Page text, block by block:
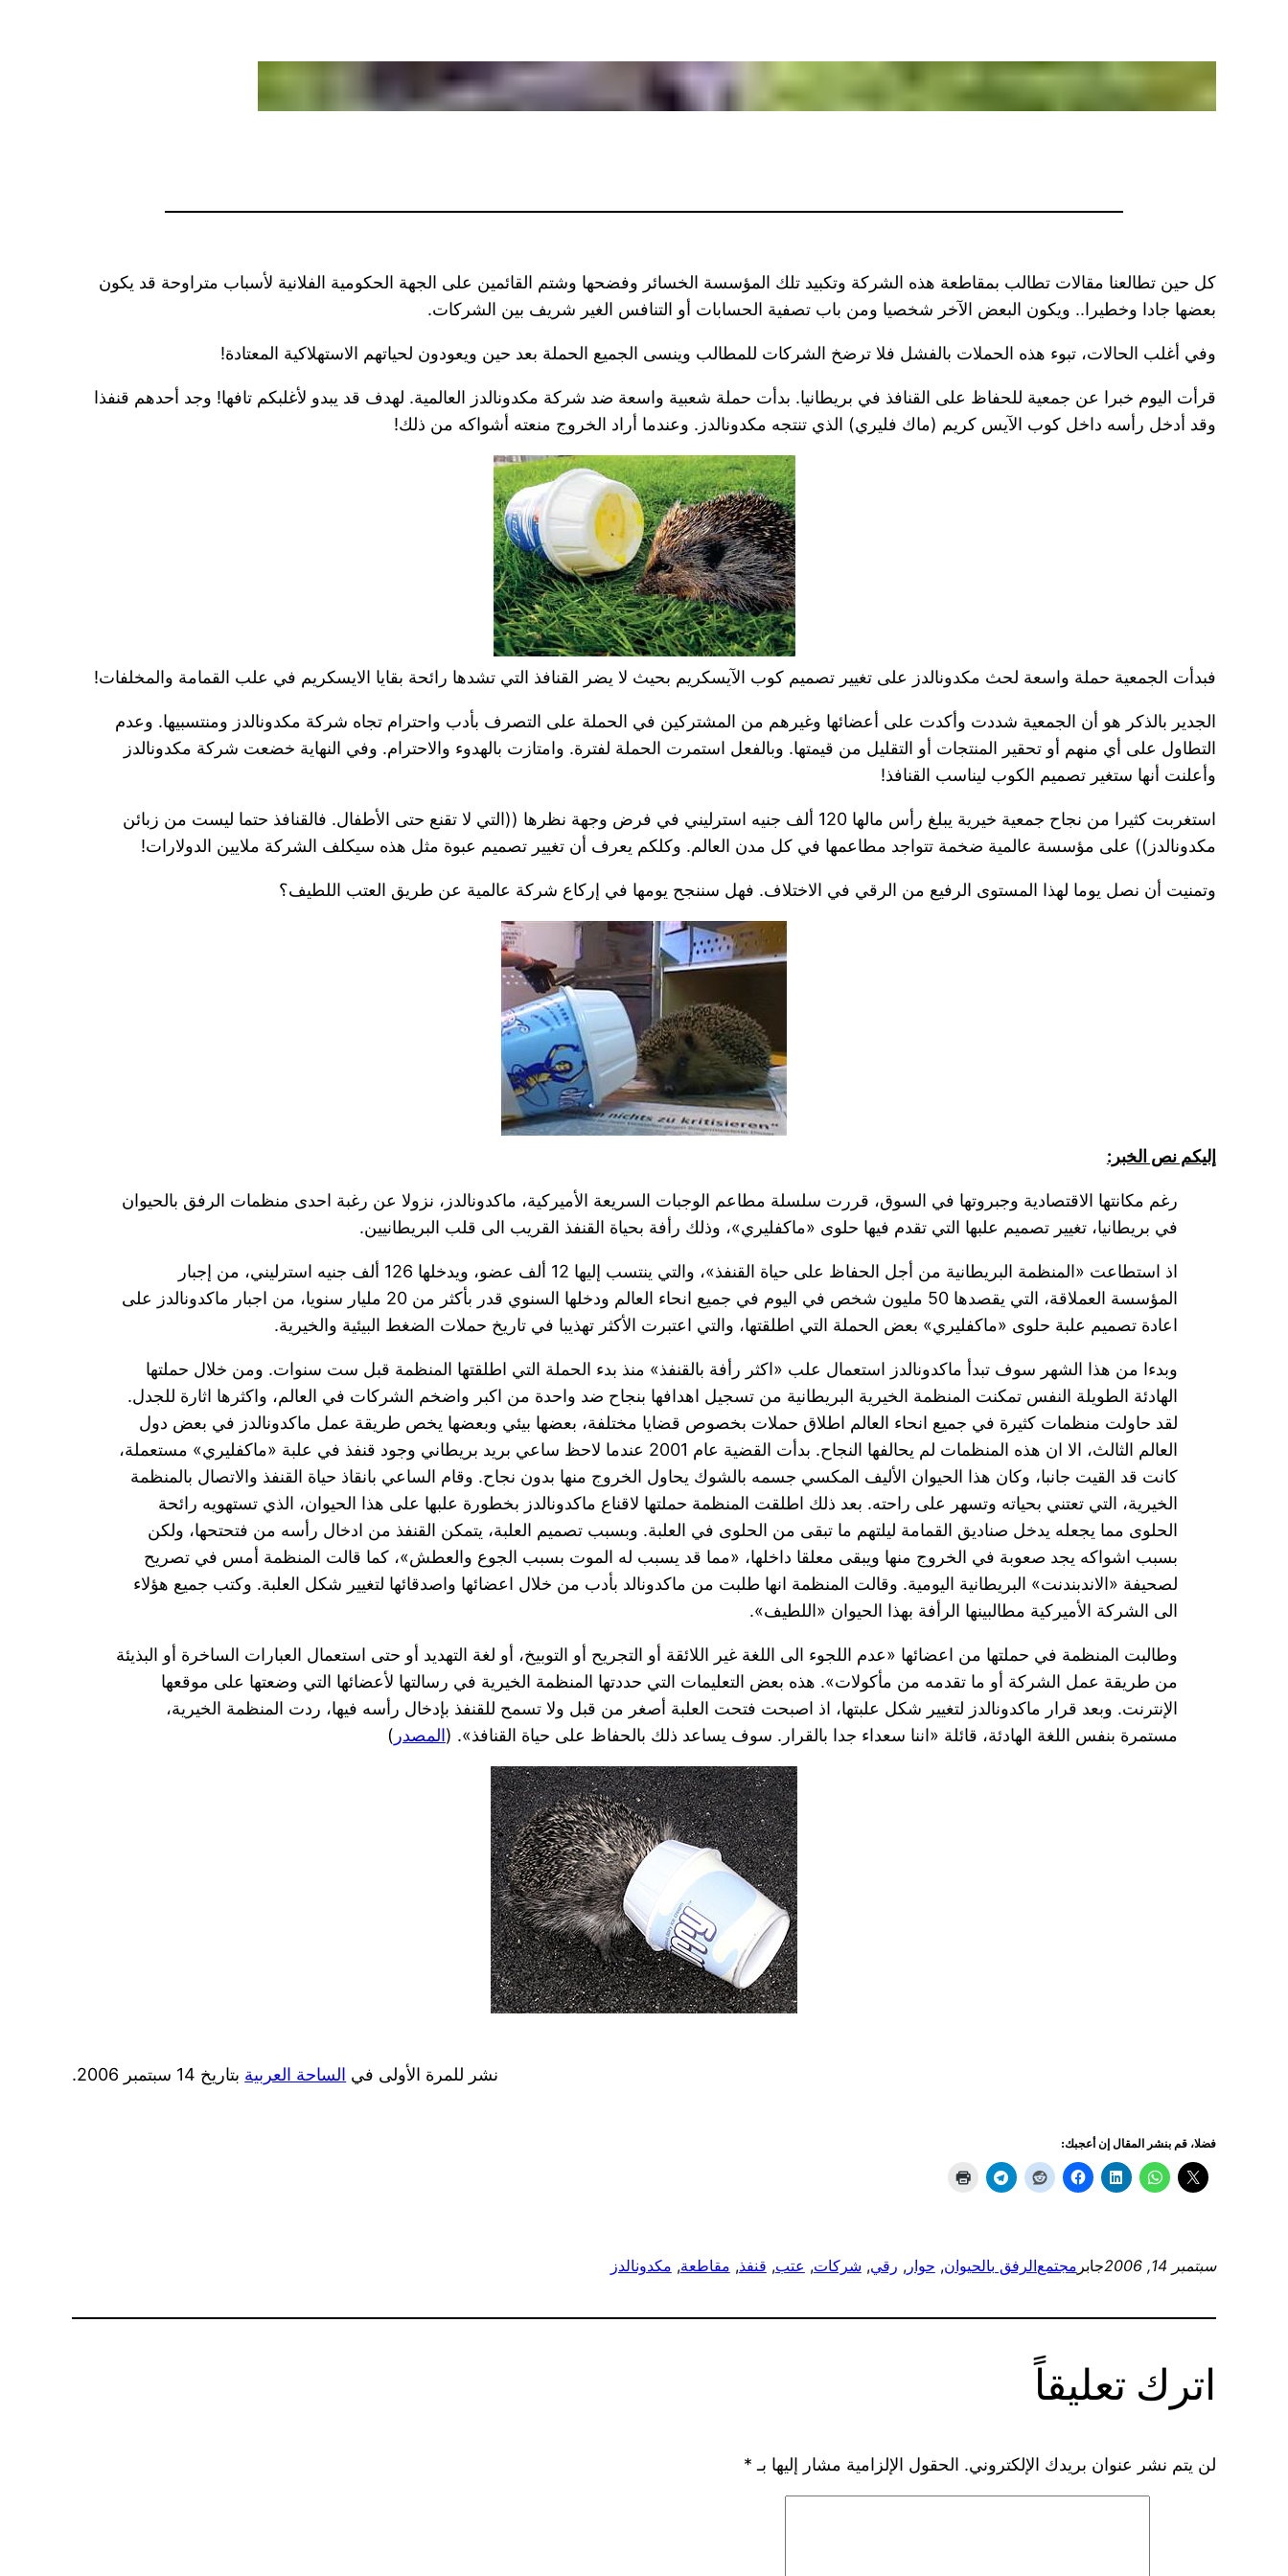
كل حين تطالعنا مقالات تطالب بمقاطعة هذه الشركة وتكبيد تلك المؤسسة الخسائر وفضحها وشتم القائمين على الجهة الحكومية الفلانية لأسباب متراوحة قد يكون
بعضها جادا وخطيرا.. ويكون البعض الآخر شخصيا ومن باب تصفية الحسابات أو التنافس الغير شريف بين الشركات.
وفي أغلب الحالات، تبوء هذه الحملات بالفشل فلا ترضخ الشركات للمطالب وينسى الجميع الحملة بعد حين ويعودون لحياتهم الاستهلاكية المعتادة!
قرأت اليوم خبرا عن جمعية للحفاظ على القنافذ في بريطانيا. بدأت حملة شعبية واسعة ضد شركة مكدونالدز العالمية. لهدف قد يبدو لأغلبكم تافها! وجد أحدهم قنفذا
وقد أدخل رأسه داخل كوب الآيس كريم (ماك فليري) الذي تنتجه مكدونالدز. وعندما أراد الخروج منعته أشواكه من ذلك!
فبدأت الجمعية حملة واسعة لحث مكدونالدز على تغيير تصميم كوب الآيسكريم بحيث لا يضر القنافذ التي تشدها رائحة بقايا الايسكريم في علب القمامة والمخلفات!
الجدير بالذكر هو أن الجمعية شددت وأكدت على أعضائها وغيرهم من المشتركين في الحملة على التصرف بأدب واحترام تجاه شركة مكدونالدز ومنتسبيها. وعدم
التطاول على أي منهم أو تحقير المنتجات أو التقليل من قيمتها. وبالفعل استمرت الحملة لفترة. وامتازت بالهدوء والاحترام. وفي النهاية خضعت شركة مكدونالدز
وأعلنت أنها ستغير تصميم الكوب ليناسب القنافذ!
استغربت كثيرا من نجاح جمعية خيرية يبلغ رأس مالها 120 ألف جنيه استرليني في فرض وجهة نظرها ((التي لا تقنع حتى الأطفال. فالقنافذ حتما ليست من زبائن
مكدونالدز)) على مؤسسة عالمية ضخمة تتواجد مطاعمها في كل مدن العالم. وكلكم يعرف أن تغيير تصميم عبوة مثل هذه سيكلف الشركة ملايين الدولارات!
وتمنيت أن نصل يوما لهذا المستوى الرفيع من الرقي في الاختلاف. فهل سننجح يومها في إركاع شركة عالمية عن طريق العتب اللطيف؟
إليكم نص الخبر:
رغم مكانتها الاقتصادية وجبروتها في السوق، قررت سلسلة مطاعم الوجبات السريعة الأميركية، ماكدونالدز، نزولا عن رغبة احدى منظمات الرفق بالحيوان
في بريطانيا، تغيير تصميم علبها التي تقدم فيها حلوى «ماكفليري»، وذلك رأفة بحياة القنفذ القريب الى قلب البريطانيين.
اذ استطاعت «المنظمة البريطانية من أجل الحفاظ على حياة القنفذ»، والتي ينتسب إليها 12 ألف عضو، ويدخلها 126 ألف جنيه استرليني، من إجبار
المؤسسة العملاقة، التي يقصدها 50 مليون شخص في اليوم في جميع انحاء العالم ودخلها السنوي قدر بأكثر من 20 مليار سنويا، من اجبار ماكدونالدز على
اعادة تصميم علبة حلوى «ماكفليري» بعض الحملة التي اطلقتها، والتي اعتبرت الأكثر تهذيبا في تاريخ حملات الضغط البيئية والخيرية.
وبدءا من هذا الشهر سوف تبدأ ماكدونالدز استعمال علب «اكثر رأفة بالقنفذ» منذ بدء الحملة التي اطلقتها المنظمة قبل ست سنوات. ومن خلال حملتها
الهادئة الطويلة النفس تمكنت المنظمة الخيرية البريطانية من تسجيل اهدافها بنجاح ضد واحدة من اكبر واضخم الشركات في العالم، واكثرها اثارة للجدل.
لقد حاولت منظمات كثيرة في جميع انحاء العالم اطلاق حملات بخصوص قضايا مختلفة، بعضها بيئي وبعضها يخص طريقة عمل ماكدونالدز في بعض دول
العالم الثالث، الا ان هذه المنظمات لم يحالفها النجاح. بدأت القضية عام 2001 عندما لاحظ ساعي بريد بريطاني وجود قنفذ في علبة «ماكفليري» مستعملة،
كانت قد القيت جانبا، وكان هذا الحيوان الأليف المكسي جسمه بالشوك يحاول الخروج منها بدون نجاح. وقام الساعي بانقاذ حياة القنفذ والاتصال بالمنظمة
الخيرية، التي تعتني بحياته وتسهر على راحته. بعد ذلك اطلقت المنظمة حملتها لاقناع ماكدونالدز بخطورة علبها على هذا الحيوان، الذي تستهويه رائحة
الحلوى مما يجعله يدخل صناديق القمامة ليلتهم ما تبقى من الحلوى في العلبة. وبسبب تصميم العلبة، يتمكن القنفذ من ادخال رأسه من فتحتحها، ولكن
بسبب اشواكه يجد صعوبة في الخروج منها ويبقى معلقا داخلها، «مما قد يسبب له الموت بسبب الجوع والعطش»، كما قالت المنظمة أمس في تصريح
لصحيفة «الاندبندنت» البريطانية اليومية. وقالت المنظمة انها طلبت من ماكدونالد بأدب من خلال اعضائها واصدقائها لتغيير شكل العلبة. وكتب جميع هؤلاء
الى الشركة الأميركية مطالبينها الرأفة بهذا الحيوان «اللطيف».
وطالبت المنظمة في حملتها من اعضائها «عدم اللجوء الى اللغة غير اللائقة أو التجريح أو التوبيخ، أو لغة التهديد أو حتى استعمال العبارات الساخرة أو البذيئة
من طريقة عمل الشركة أو ما تقدمه من مأكولات». هذه بعض التعليمات التي حددتها المنظمة الخيرية في رسالتها لأعضائها التي وضعتها على موقعها
الإنترنت. وبعد قرار ماكدونالدز لتغيير شكل علبتها، اذ اصبحت فتحت العلبة أصغر من قبل ولا تسمح للقنفذ بإدخال رأسه فيها، ردت المنظمة الخيرية،
مستمرة بنفس اللغة الهادئة، قائلة «اننا سعداء جدا بالقرار. سوف يساعد ذلك بالحفاظ على حياة القنافذ». (المصدر )
نشر للمرة الأولى في الساحة العربية بتاريخ 14 سبتمبر 2006.
فضلا، قم بنشر المقال إن أعجبك:
سبتمبر 14, 2006 جابر مجتمعالرفق بالحيوان, حوار, رقي, شركات, عتب, قنفذ, مقاطعة, مكدونالدز
اترك تعليقاً
لن يتم نشر عنوان بريدك الإلكتروني. الحقول الإلزامية مشار إليها بـ *